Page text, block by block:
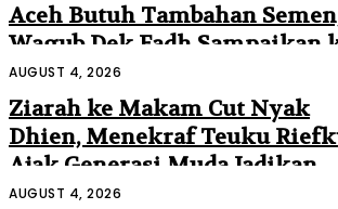
Aceh Butuh Tambahan
Wagub Dek Fadh Sampaikan
Mendagri dan Danantara
AUGUST 4, 2026
Ziarah ke Makam Cut Nyak
Dhien, Menekraf Teuku
Ajak Generasi Muda Jadikan
Sejarah Inspirasi Masa Depan
AUGUST 4, 2026